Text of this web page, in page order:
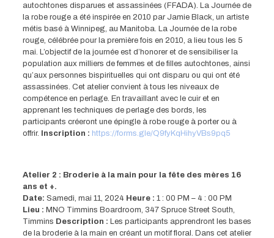
autochtones disparues et assassinées (FFADA). La Journée de
la robe rouge a été inspirée en 2010 par Jamie Black, un artiste
métis basé à Winnipeg, au Manitoba. La Journée de la robe
rouge, célébrée pour la première fois en 2010, a lieu tous les 5
mai. L’objectif de la journée est d’honorer et de sensibiliser la
population aux milliers de femmes et de filles autochtones, ainsi
qu’aux personnes bispirituelles qui ont disparu ou qui ont été
assassinées. Cet atelier convient à tous les niveaux de
compétence en perlage. En travaillant avec le cuir et en
apprenant les techniques de perlage des bords, les
participants créeront une épingle à robe rouge à porter ou à
offrir. Inscription : https://forms.gle/Q9fyKqHihyVBs9pq5
Atelier 2 : Broderie à la main pour la fête des mères 16
ans et +.
Date: Samedi, mai 11, 2024 Heure : 1 : 00 PM – 4 : 00 PM
Lieu : MNO Timmins Boardroom, 347 Spruce Street South,
Timmins Description : Les participants apprendront les bases
de la broderie à la main en créant un motif floral. Dans cet atelier